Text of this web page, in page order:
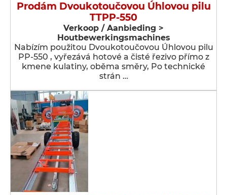
Prodám Dvoukotoučovou Úhlovou pilu
TTPP-550
Verkoop / Aanbieding >
Houtbewerkingsmachines
Nabízím použitou Dvoukotoučovou Úhlovou pilu
PP-550 , vyřezává hotové a čisté řezivo přímo z
kmene kulatiny, oběma směry, Po technické
strán …